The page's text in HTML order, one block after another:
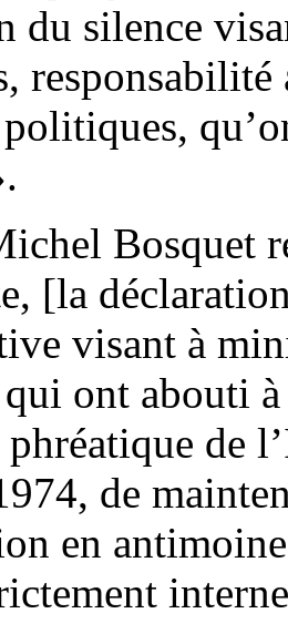
du silence
Bosquet
[la
visant à
qui ont abouti
phréatique
de
en